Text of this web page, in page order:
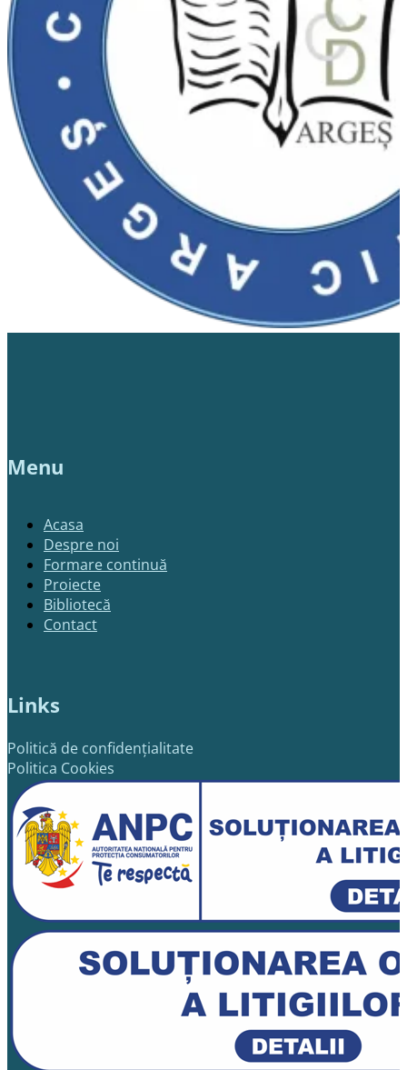
Menu
Acasa
Despre noi
Formare continuă
Proiecte
Bibliotecă
Contact
Links
Politică de confidențialitate
Politica Cookies